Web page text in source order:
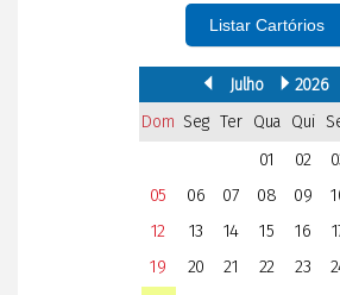
Listar Cartórios